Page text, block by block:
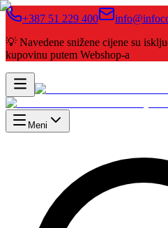
+387 51 229 400
💡 Navedene snižene cijene su
kupovinu putem Webshop-a
Meni